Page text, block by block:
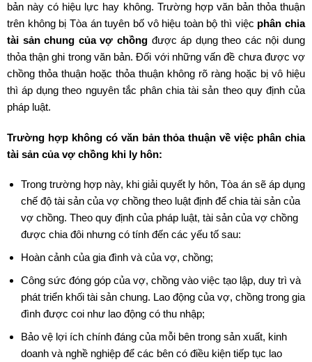
bản này có hiệu lực hay không. Trường hợp văn bản thỏa thuận
trên không bị Tòa án tuyên bố vô hiệu toàn bộ thì việc phân chia
tài sản chung của vợ chồngđược áp dụng theo các nội dung
thỏa thận ghi trong văn bản. Đối với những vấn đề chưa được vợ
chồng thỏa thuận hoặc thỏa thuận không rõ ràng hoặc bị vô hiệu
thì áp dụng theo nguyên tắc phân chia tài sản theo quy định của
pháp luật.
Trường hợp không có văn bản thỏa thuận về việc phân chia
tài sản của vợ chồng khi ly hôn:
Trong trường hợp này, khi giải quyết ly hôn, Tòa án sẽ áp dụng
chế độ tài sản của vợ chồng theo luật định để chia tài sản của
vợ chồng. Theo quy định của pháp luật, tài sản của vợ chồng
được chia đôi nhưng có tính đến các yếu tố sau:
Hoàn cảnh của gia đình và của vợ, chồng;
Công sức đóng góp của vợ, chồng vào việc tạo lập, duy trì và
phát triển khối tài sản chung. Lao động của vợ, chồng trong gia
đình được coi như lao động có thu nhập;
Bảo vệ lợi ích chính đáng của mỗi bên trong sản xuất, kinh
doanh và nghề nghiệp để các bên có điều kiện tiếp tục lao